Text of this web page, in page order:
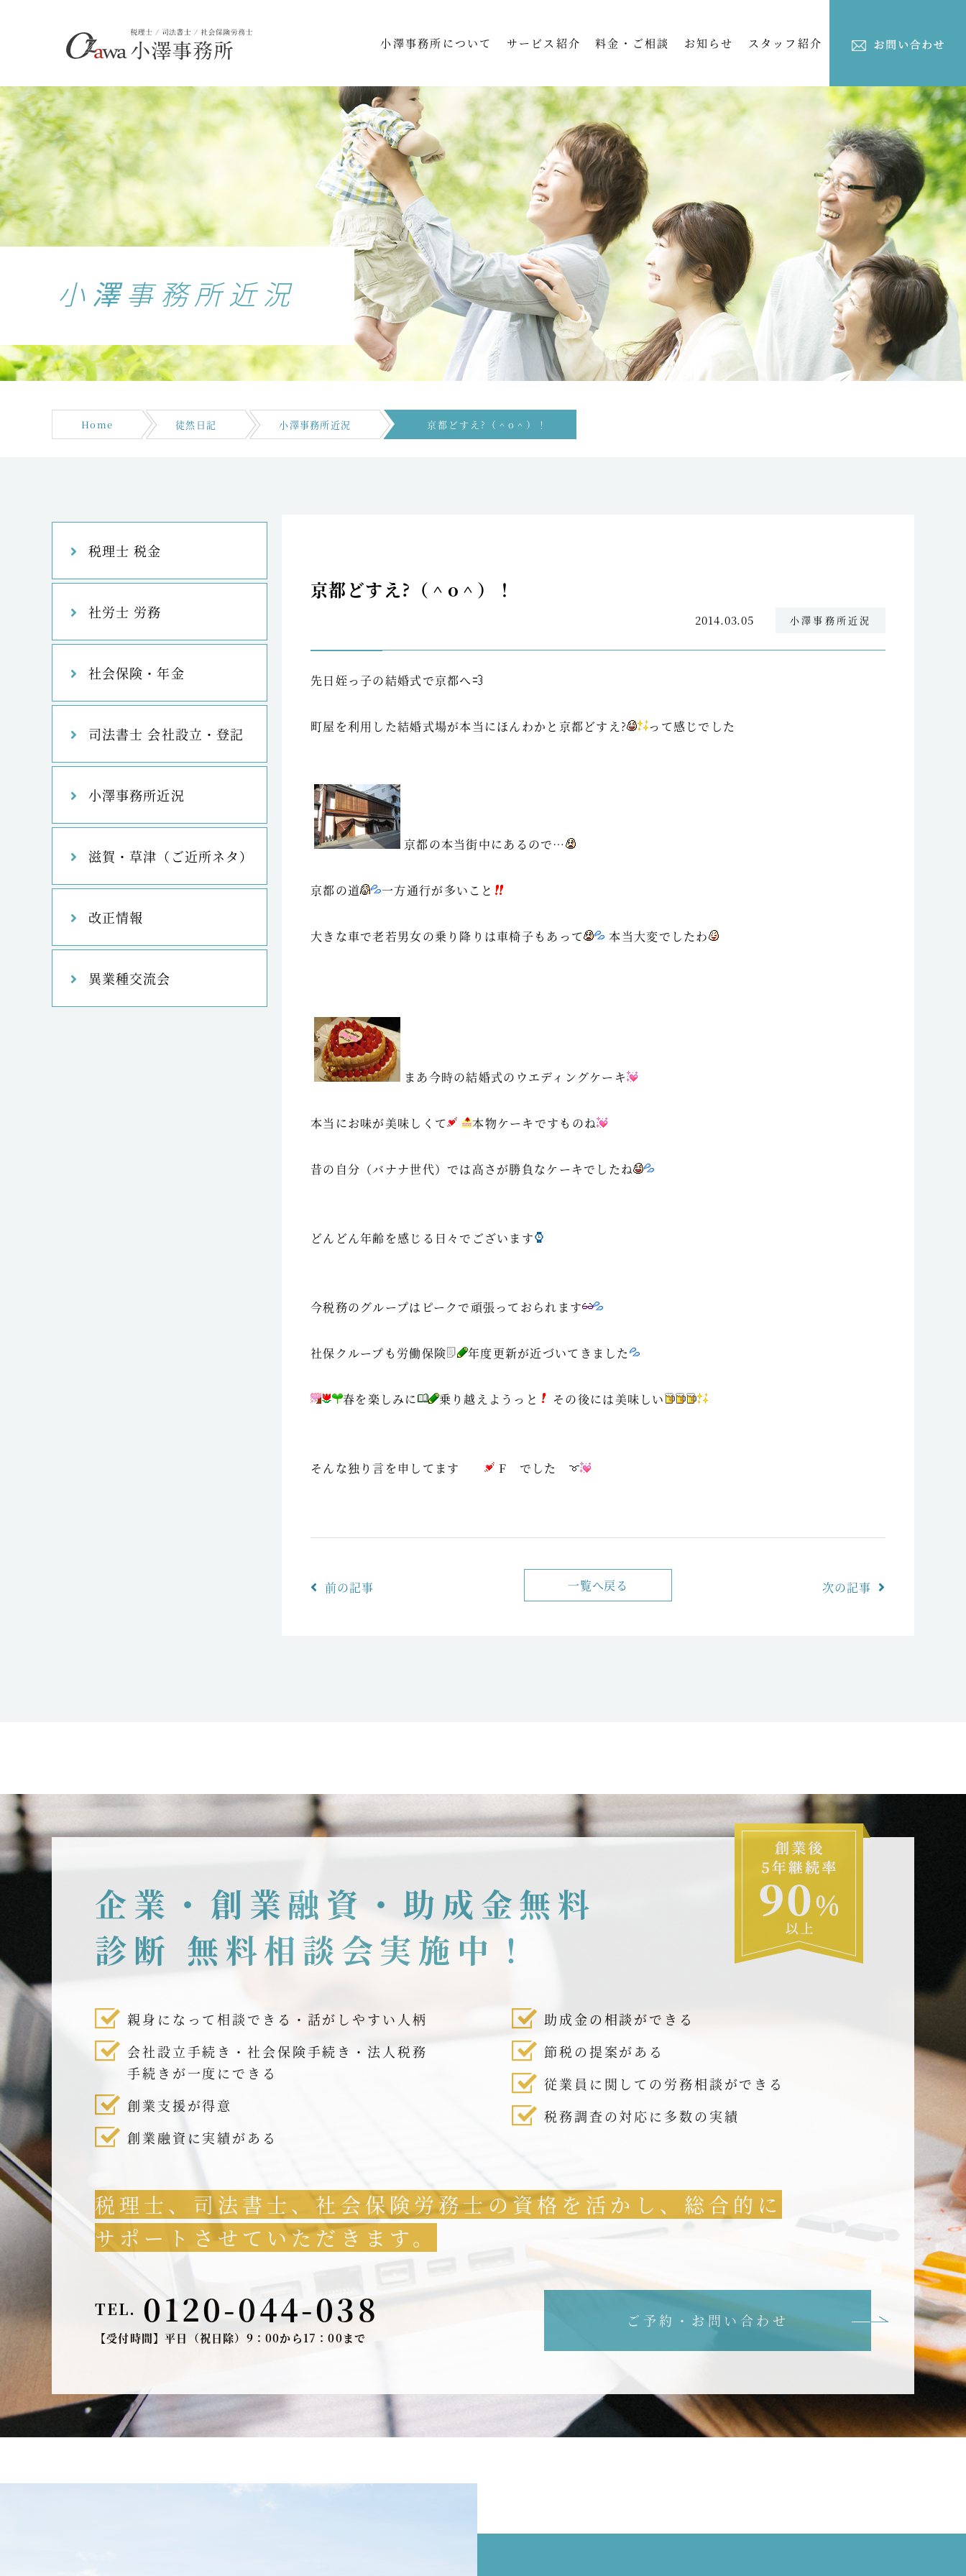
小澤事務所について サービス紹介 料金・ご相談 お知らせ スタッフ紹介
小澤事務所近況
Home 徒然日記 小澤事務所近況 京都どすえ?（＾o＾）！
税理士 税金
社労士 労務
社会保険・年金
司法書士 会社設立・登記
小澤事務所近況
滋賀・草津（ご近所ネタ）
改正情報
異業種交流会
京都どすえ?（＾o＾）！
2014.03.05 小澤事務所近況
先日姪っ子の結婚式で京都へ
町屋を利用した結婚式場が本当にほんわかと京都どすえ? って感じでした
京都の本当街中にあるので…
京都の道 一方通行が多いこと
大きな車で老若男女の乗り降りは車椅子もあって 本当大変でしたわ
まあ今時の結婚式のウエディングケーキ
本当にお味が美味しくて 本物ケーキですものね
昔の自分（バナナ世代）では高さが勝負なケーキでしたね
どんどん年齢を感じる日々でございます
今税務のグループはピークで頑張っておられます
社保クループも労働保険 年度更新が近づいてきました
春を楽しみに 乗り越えようっと その後には美味しい
そんな独り言を申してます F でした
前の記事 一覧へ戻る 次の記事
企業・創業融資・助成金無料
診断 無料相談会実施中！
親身になって相談できる・話がしやすい人柄
会社設立手続き・社会保険手続き・法人税務
手続きが一度にできる
創業支援が得意
創業融資に実績がある
助成金の相談ができる
節税の提案がある
従業員に関しての労務相談ができる
税務調査の対応に多数の実績
税理士、司法書士、社会保険労務士の資格を活かし、総合的に
サポートさせていただきます。
TEL. 0120-044-038
【受付時間】平日（祝日除）9：00から17：00まで
ご予約・お問い合わせ